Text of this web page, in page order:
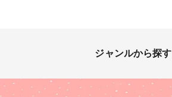
ジャンルから探す